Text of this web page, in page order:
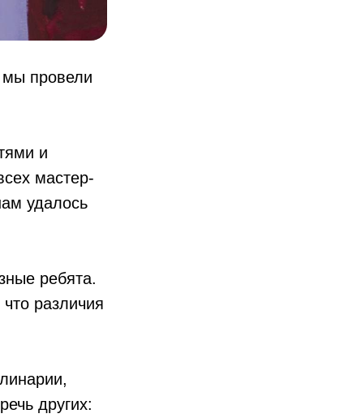
провели
и
мастер-
удалось
ребята.
различия
других: